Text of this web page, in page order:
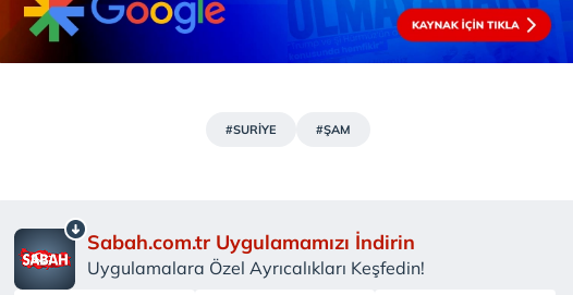
#SURİYE #ŞAM
Sabah.com.tr Uygulamamızı İndirin
Uygulamalara Özel Ayrıcalıkları Keşfedin!